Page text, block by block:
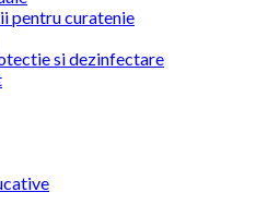
pentru curatenie
si dezinfectare